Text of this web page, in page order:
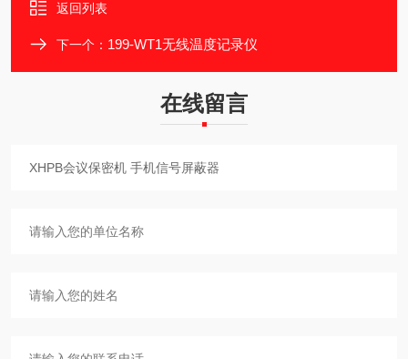
返回列表
下一个： 199-WT1无线温度记录仪
在线留言